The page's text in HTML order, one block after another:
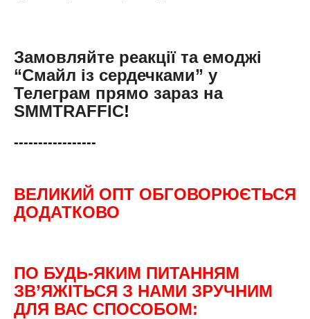
Замовляйте реакції та емоджі
“Смайл із сердечками” у
Телеграм прямо зараз на
SMMTRAFFIC!
-----------------
ВЕЛИКИЙ ОПТ ОБГОВОРЮЄТЬСЯ
ДОДАТКОВО
ПО БУДЬ-ЯКИМ ПИТАННЯМ
ЗВ’ЯЖІТЬСЯ З НАМИ ЗРУЧНИМ
ДЛЯ ВАС СПОСОБОМ: